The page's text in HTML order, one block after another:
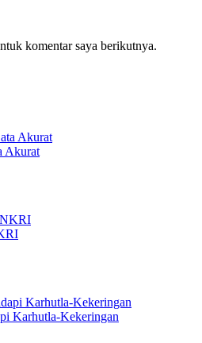
komentar saya berikutnya.
Akurat
Karhutla-Kekeringan